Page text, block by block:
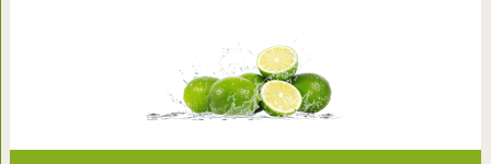
мире стал